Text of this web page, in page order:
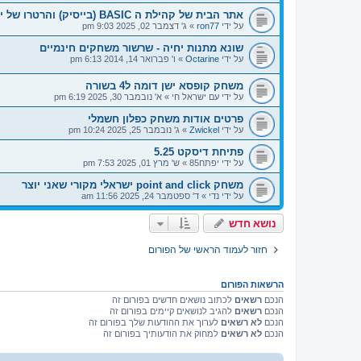
אתר הבית של קהילת ה BASIC (בייסיק) והרטרו של ישראל
על ידי ron77
» ג' דצמבר 02, 2025 9:03 pm
שונא מתנות יחיה - שרשור משחקים חינמיים
על ידי Octarine
» ו' פברואר 14, 2014 6:13 pm
משחק קופסא ישן דומה ל4 בשורה
על ידי עם ישראל חי » א' נובמבר 30, 2025 6:19 pm
פרטים אודות משחק כפלון חשמלי
על ידי Zwickel
» ג' נובמבר 25, 2025 10:24 pm
פתיחת דיסקט 5.25
על ידי יפתח85 » ש' מרץ 01, 2025 7:53 pm
משחק point and click ישראלי מקורי שאני יוצר
על ידי נדי » ד' ספטמבר 24, 2025 11:56 am
נושא חדש
חזור לעמוד הראשי של הפורום
הרשאות הפורום
הנכם רשאים לכתוב נושאים חדשים בפורום זה
הנכם רשאים להגיב לנושאים קיימים בפורום זה
הנכם לא רשאים לערוך את ההודעות שלך בפורום זה
הנכם לא רשאים למחוק את הודעותיך בפורום זה